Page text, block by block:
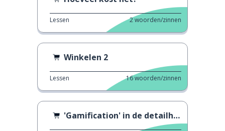
Lessen 2woorden/zinnen
Winkelen 2
Lessen 16woorden/zinnen
'Gamification' in de detailhandel